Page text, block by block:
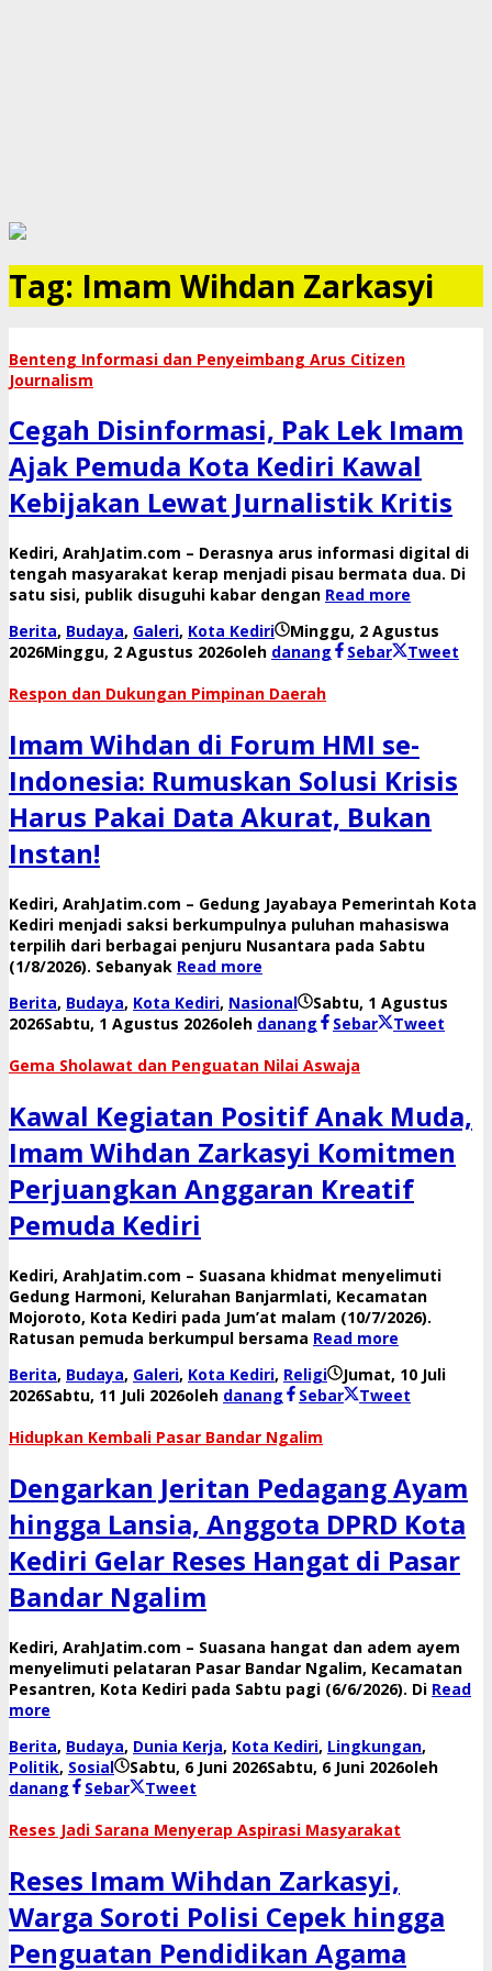
Tag: Imam Wihdan Zarkasyi
Benteng Informasi dan Penyeimbang Arus Citizen
Journalism
Cegah Disinformasi, Pak Lek Imam
Ajak Pemuda Kota Kediri Kawal
Kebijakan Lewat Jurnalistik Kritis
​Kediri, ArahJatim.com – Derasnya arus informasi digital di
tengah masyarakat kerap menjadi pisau bermata dua. Di
satu sisi, publik disuguhi kabar dengan Read more
Berita, Budaya, Galeri, Kota Kediri
Minggu, 2 Agustus
2026Minggu, 2 Agustus 2026oleh danang Sebar
Tweet
​Respon dan Dukungan Pimpinan Daerah
Imam Wihdan di Forum HMI se-
Indonesia: Rumuskan Solusi Krisis
Harus Pakai Data Akurat, Bukan
Instan!
​Kediri, ArahJatim.com – Gedung Jayabaya Pemerintah Kota
Kediri menjadi saksi berkumpulnya puluhan mahasiswa
terpilih dari berbagai penjuru Nusantara pada Sabtu
(1/8/2026). Sebanyak Read more
Berita, Budaya, Kota Kediri, Nasional
Sabtu, 1 Agustus
2026Sabtu, 1 Agustus 2026oleh danang Sebar
Tweet
​Gema Sholawat dan Penguatan Nilai Aswaja
Kawal Kegiatan Positif Anak Muda,
Imam Wihdan Zarkasyi Komitmen
Perjuangkan Anggaran Kreatif
Pemuda Kediri
​Kediri, ArahJatim.com – Suasana khidmat menyelimuti
Gedung Harmoni, Kelurahan Banjarmlati, Kecamatan
Mojoroto, Kota Kediri pada Jum’at malam (10/7/2026).
Ratusan pemuda berkumpul bersama Read more
Berita, Budaya, Galeri, Kota Kediri, Religi
Jumat, 10 Juli
2026Sabtu, 11 Juli 2026oleh danang Sebar
Tweet
Hidupkan Kembali Pasar Bandar Ngalim
Dengarkan Jeritan Pedagang Ayam
hingga Lansia, Anggota DPRD Kota
Kediri Gelar Reses Hangat di Pasar
Bandar Ngalim
​Kediri, ArahJatim.com – Suasana hangat dan adem ayem
menyelimuti pelataran Pasar Bandar Ngalim, Kecamatan
Pesantren, Kota Kediri pada Sabtu pagi (6/6/2026). Di Read
more
Berita, Budaya, Dunia Kerja, Kota Kediri, Lingkungan,
Politik, Sosial Sabtu, 6 Juni 2026Sabtu, 6 Juni 2026oleh
danang
Sebar
Tweet
Reses Jadi Sarana Menyerap Aspirasi Masyarakat
Reses Imam Wihdan Zarkasyi,
Warga Soroti Polisi Cepek hingga
Penguatan Pendidikan Agama